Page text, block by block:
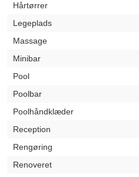
Hårtørrer
Legeplads
Massage
Minibar
Pool
Poolbar
Poolhåndklæder
Reception
Rengøring
Renoveret